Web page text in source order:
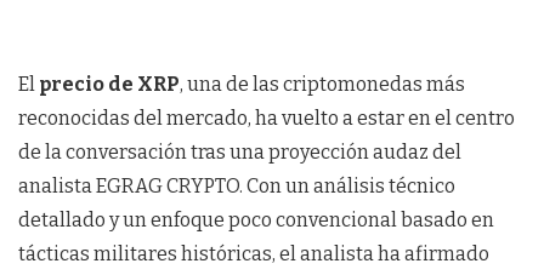
El precio de XRP, una de las criptomonedas más
reconocidas del mercado, ha vuelto a estar en el centro
de la conversación tras una proyección audaz del
analista EGRAG CRYPTO. Con un análisis técnico
detallado y un enfoque poco convencional basado en
tácticas militares históricas, el analista ha afirmado